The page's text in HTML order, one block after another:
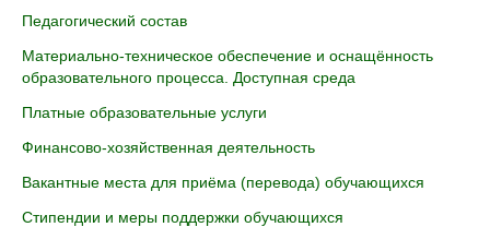
Педагогический состав
Материально-техническое обеспечение и оснащённость
образовательного процесса. Доступная среда
Платные образовательные услуги
Финансово-хозяйственная деятельность
Вакантные места для приёма (перевода) обучающихся
Стипендии и меры поддержки обучающихся